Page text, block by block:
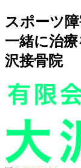
スポーツ
一緒に治
沢接骨院